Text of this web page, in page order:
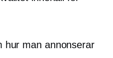
hur man annonserar